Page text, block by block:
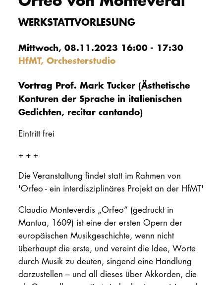
WERKSTATTVORLESUNG
Mittwoch, 08.11.2023 16:00 - 17:30
HfMT, Orchesterstudio
Vortrag Prof. Mark Tucker (Ästhetische
Konturen der Sprache in italienischen
Gedichten, recitar cantando)
Eintritt frei
+ + +
Die Veranstaltung findet statt im Rahmen von
'Orfeo - ein interdisziplinäres Projekt an der HfMT'
Claudio Monteverdis „Orfeo“ (gedruckt in
Mantua, 1609) ist eine der ersten Opern der
europäischen Musikgeschichte, wenn nicht
überhaupt die erste, und vereint die Idee, Worte
durch Musik zu deuten, singend eine Handlung
darzustellen – und all dieses über Akkorden, die
Intranet
Online-